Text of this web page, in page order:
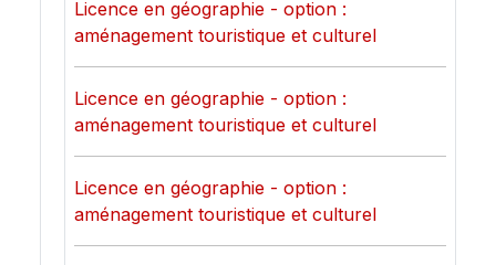
Licence en géographie - option :
aménagement touristique et culturel
Licence en géographie - option :
aménagement touristique et culturel
Licence en géographie - option :
aménagement touristique et culturel